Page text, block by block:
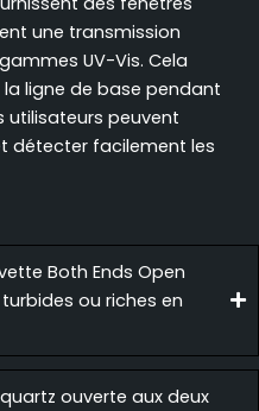
une transmission
UV-Vis. Cela
ligne de base pendant
utilisateurs peuvent
détecter facilement les
Both Ends Open
ou riches en
ouverte aux deux